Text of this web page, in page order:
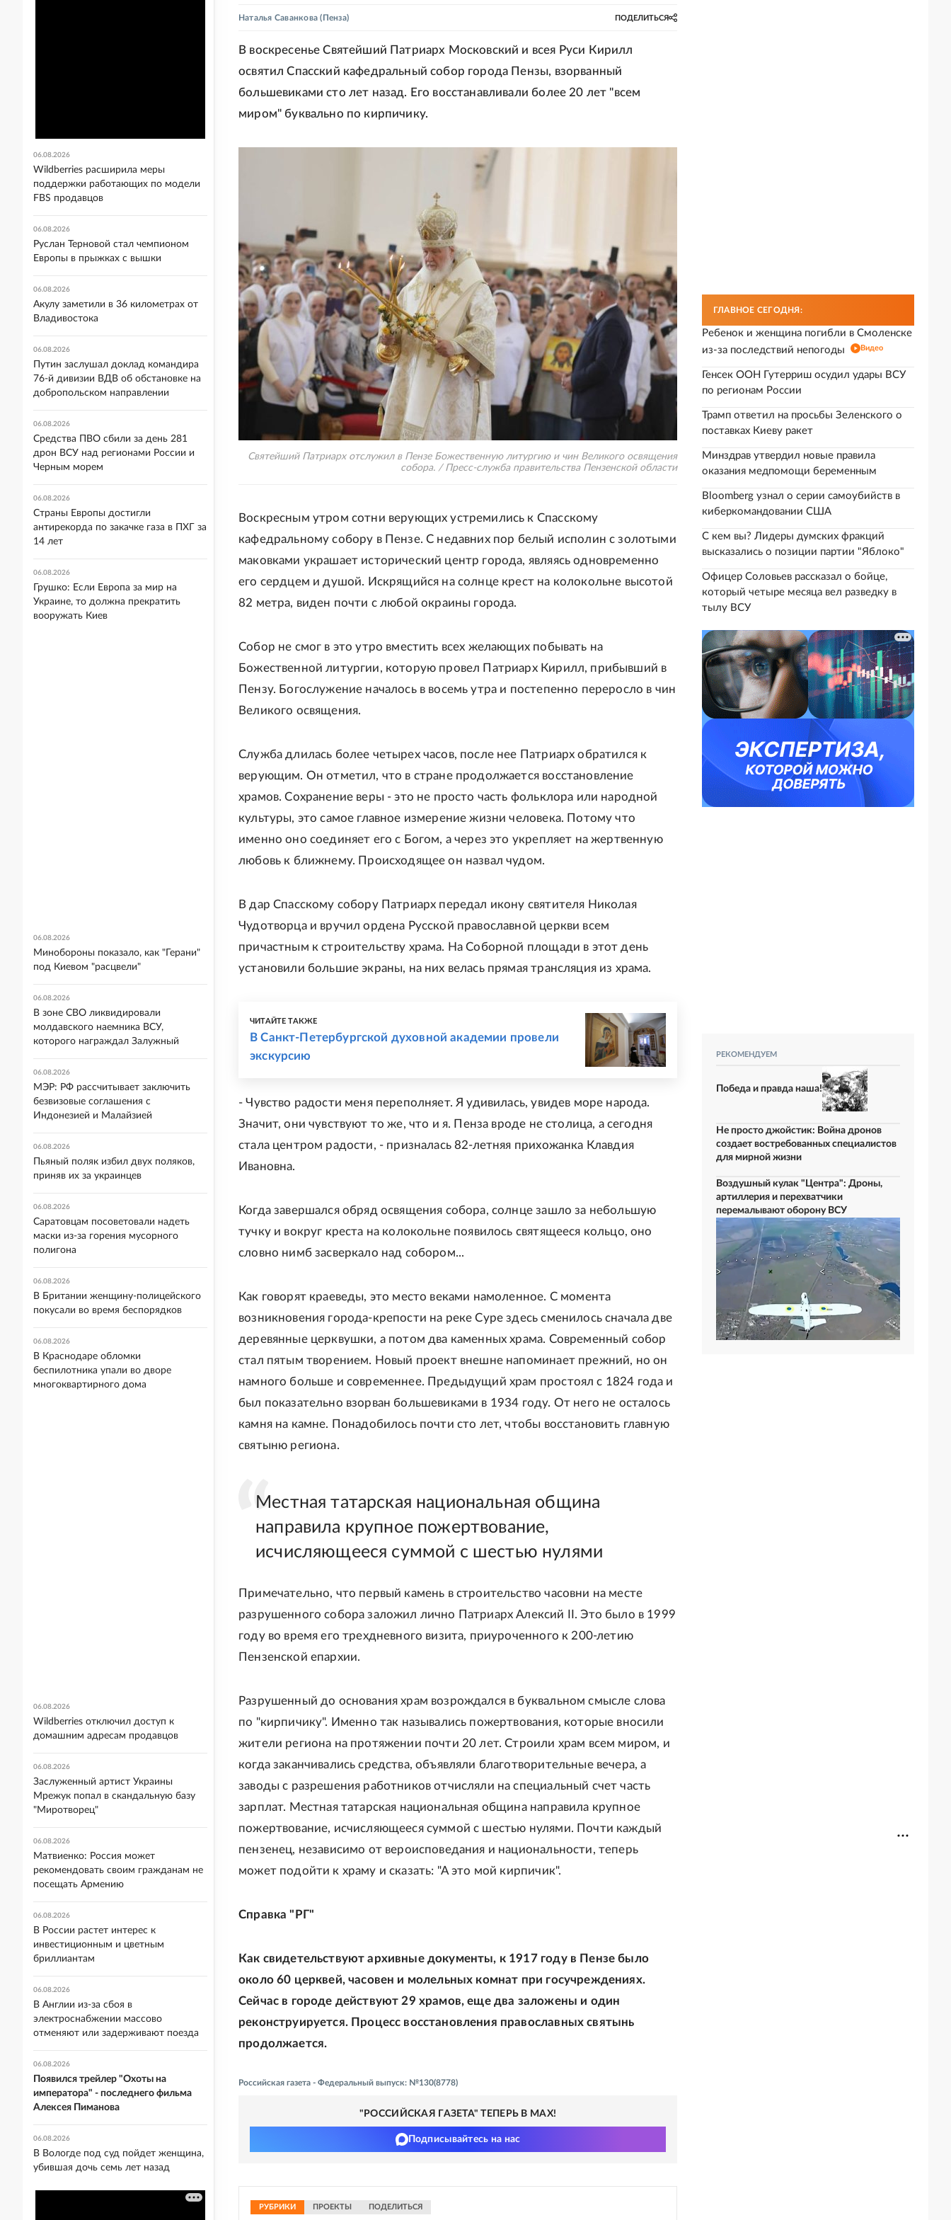
Наталья Саванкова (Пенза) ПОДЕЛИТЬСЯ
В воскресенье Святейший Патриарх Московский и всея Руси Кирилл
освятил Спасский кафедральный собор города Пензы, взорванный
большевиками сто лет назад. Его восстанавливали более 20 лет "всем
миром" буквально по кирпичику.
Святейший Патриарх отслужил в Пензе Божественную литургию и чин Великого освящения
собора. / Пресс-служба правительства Пензенской области
Воскресным утром сотни верующих устремились к Спасскому
кафедральному собору в Пензе. С недавних пор белый исполин с золотыми
маковками украшает исторический центр города, являясь одновременно
его сердцем и душой. Искрящийся на солнце крест на колокольне высотой
82 метра, виден почти с любой окраины города.
Собор не смог в это утро вместить всех желающих побывать на
Божественной литургии, которую провел Патриарх Кирилл, прибывший в
Пензу. Богослужение началось в восемь утра и постепенно переросло в чин
Великого освящения.
Служба длилась более четырех часов, после нее Патриарх обратился к
верующим. Он отметил, что в стране продолжается восстановление
храмов. Сохранение веры - это не просто часть фольклора или народной
культуры, это самое главное измерение жизни человека. Потому что
именно оно соединяет его с Богом, а через это укрепляет на жертвенную
любовь к ближнему. Происходящее он назвал чудом.
В дар Спасскому собору Патриарх передал икону святителя Николая
Чудотворца и вручил ордена Русской православной церкви всем
причастным к строительству храма. На Соборной площади в этот день
установили большие экраны, на них велась прямая трансляция из храма.
ЧИТАЙТЕ ТАКЖЕ
В Санкт-Петербургской духовной академии провели
экскурсию
- Чувство радости меня переполняет. Я удивилась, увидев море народа.
Значит, они чувствуют то же, что и я. Пенза вроде не столица, а сегодня
стала центром радости, - призналась 82-летняя прихожанка Клавдия
Ивановна.
Когда завершался обряд освящения собора, солнце зашло за небольшую
тучку и вокруг креста на колокольне появилось святящееся кольцо, оно
словно нимб засверкало над собором...
Как говорят краеведы, это место веками намоленное. С момента
возникновения города-крепости на реке Суре здесь сменилось сначала две
деревянные церквушки, а потом два каменных храма. Современный собор
стал пятым творением. Новый проект внешне напоминает прежний, но он
намного больше и современнее. Предыдущий храм простоял с 1824 года и
был показательно взорван большевиками в 1934 году. От него не осталось
камня на камне. Понадобилось почти сто лет, чтобы восстановить главную
святыню региона.
Местная татарская национальная община
направила крупное пожертвование,
исчисляющееся суммой с шестью нулями
Примечательно, что первый камень в строительство часовни на месте
разрушенного собора заложил лично Патриарх Алексий II. Это было в 1999
году во время его трехдневного визита, приуроченного к 200-летию
Пензенской епархии.
Разрушенный до основания храм возрождался в буквальном смысле слова
по "кирпичику". Именно так назывались пожертвования, которые вносили
жители региона на протяжении почти 20 лет. Строили храм всем миром, и
когда заканчивались средства, объявляли благотворительные вечера, а
заводы с разрешения работников отчисляли на специальный счет часть
зарплат. Местная татарская национальная община направила крупное
пожертвование, исчисляющееся суммой с шестью нулями. Почти каждый
пензенец, независимо от вероисповедания и национальности, теперь
может подойти к храму и сказать: "А это мой кирпичик".
Справка "РГ"
Как свидетельствуют архивные документы, к 1917 году в Пензе было
около 60 церквей, часовен и молельных комнат при госучреждениях.
Сейчас в городе действуют 29 храмов, еще два заложены и один
реконструируется. Процесс восстановления православных святынь
продолжается.
Российская газета - Федеральный выпуск: №130(8778)
"РОССИЙСКАЯ ГАЗЕТА" ТЕПЕРЬ В MAX!
Подписывайтесь на нас
РУБРИКИ ПРОЕКТЫ ПОДЕЛИТЬСЯ
ГЛАВНОЕ СЕГОДНЯ:
Ребенок и женщина погибли в Смоленске
из-за последствий непогоды
Видео
Генсек ООН Гутерриш осудил удары ВСУ
по регионам России
Трамп ответил на просьбы Зеленского о
поставках Киеву ракет
Минздрав утвердил новые правила
оказания медпомощи беременным
Bloomberg узнал о серии самоубийств в
киберкомандовании США
С кем вы? Лидеры думских фракций
высказались о позиции партии "Яблоко"
Офицер Соловьев рассказал о бойце,
который четыре месяца вел разведку в
тылу ВСУ
РЕКОМЕНДУЕМ
Победа и правда наша!
Не просто джойстик: Война дронов
создает востребованных специалистов
для мирной жизни
Воздушный кулак "Центра": Дроны,
артиллерия и перехватчики
перемалывают оборону ВСУ
06.08.2026
Wildberries расширила меры
поддержки работающих по модели
FBS продавцов
06.08.2026
Руслан Терновой стал чемпионом
Европы в прыжках с вышки
06.08.2026
Акулу заметили в 36 километрах от
Владивостока
06.08.2026
Путин заслушал доклад командира
76-й дивизии ВДВ об обстановке на
добропольском направлении
06.08.2026
Средства ПВО сбили за день 281
дрон ВСУ над регионами России и
Черным морем
06.08.2026
Страны Европы достигли
антирекорда по закачке газа в ПХГ за
14 лет
06.08.2026
Грушко: Если Европа за мир на
Украине, то должна прекратить
вооружать Киев
06.08.2026
Минобороны показало, как "Герани"
под Киевом "расцвели"
06.08.2026
В зоне СВО ликвидировали
молдавского наемника ВСУ,
которого награждал Залужный
06.08.2026
МЭР: РФ рассчитывает заключить
безвизовые соглашения с
Индонезией и Малайзией
06.08.2026
Пьяный поляк избил двух поляков,
приняв их за украинцев
06.08.2026
Саратовцам посоветовали надеть
маски из-за горения мусорного
полигона
06.08.2026
В Британии женщину-полицейского
покусали во время беспорядков
06.08.2026
В Краснодаре обломки
беспилотника упали во дворе
многоквартирного дома
06.08.2026
Wildberries отключил доступ к
домашним адресам продавцов
06.08.2026
Заслуженный артист Украины
Мрежук попал в скандальную базу
"Миротворец"
06.08.2026
Матвиенко: Россия может
рекомендовать своим гражданам не
посещать Армению
06.08.2026
В России растет интерес к
инвестиционным и цветным
бриллиантам
06.08.2026
В Англии из-за сбоя в
электроснабжении массово
отменяют или задерживают поезда
06.08.2026
Появился трейлер "Охоты на
императора" - последнего фильма
Алексея Пиманова
06.08.2026
В Вологде под суд пойдет женщина,
убившая дочь семь лет назад